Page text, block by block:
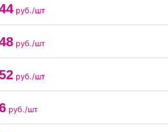
руб./шт
руб./шт
руб./шт
руб./шт